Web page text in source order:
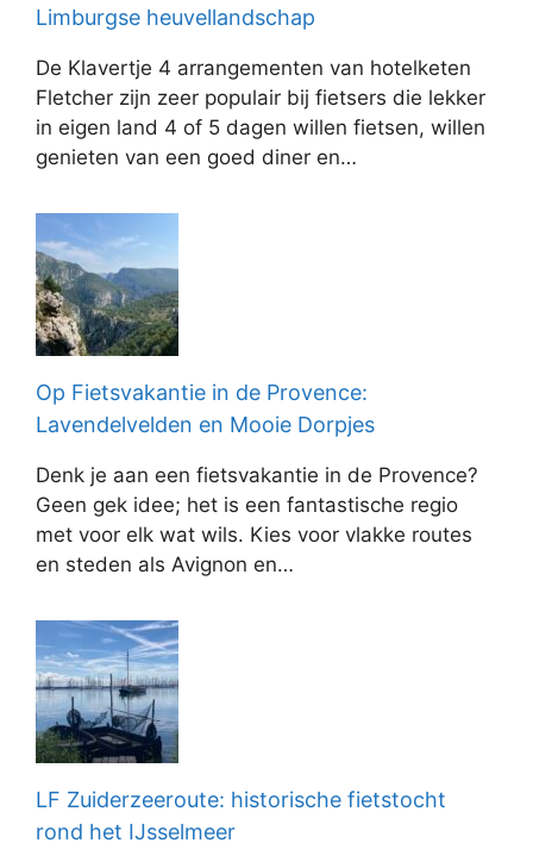
Limburgse heuvellandschap
De Klavertje 4 arrangementen van hotelketen
Fletcher zijn zeer populair bij fietsers die lekker
in eigen land 4 of 5 dagen willen fietsen, willen
genieten van een goed diner en…
Op Fietsvakantie in de Provence:
Lavendelvelden en Mooie Dorpjes
Denk je aan een fietsvakantie in de Provence?
Geen gek idee; het is een fantastische regio
met voor elk wat wils. Kies voor vlakke routes
en steden als Avignon en…
LF Zuiderzeeroute: historische fietstocht
rond het IJsselmeer